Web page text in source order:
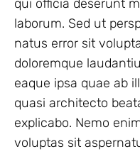
qui officia deserunt
laborum. Sed ut
natus error sit
doloremque
eaque ipsa quae ab
quasi architecto
explicabo. Nemo
voluptas sit